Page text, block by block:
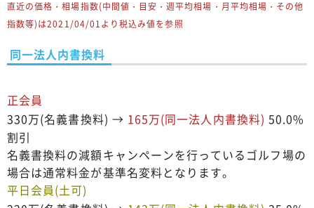
直近の価格・相場指数(中間値・目安・週平均相場・月平均相場・その他
指数等)は2021/04/01より税込み値を参照
同一法人内書換料
正会員
330万(名義書換料) → 165万(同一法人内書換料) 50.0%
割引
名義書換料の減額キャンペーンを行っているゴルフ場の
場合は通常料金が基準名変料となります。
平日会員(土可)